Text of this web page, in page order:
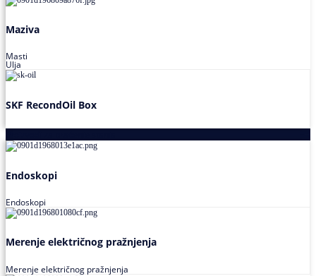
Maziva
Masti
Ulja
SKF RecondOil Box
Endoskopi
Endoskopi
Merenje električnog pražnjenja
Merenje električnog pražnjenja